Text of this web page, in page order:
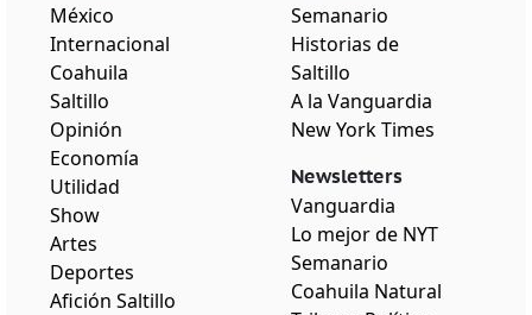
México
Internacional
Coahuila
Saltillo
Opinión
Economía
Utilidad
Show
Artes
Deportes
Afición Saltillo
Semanario
Historias de
Saltillo
A la Vanguardia
New York Times
Newsletters
Vanguardia
Lo mejor de NYT
Semanario
Coahuila Natural